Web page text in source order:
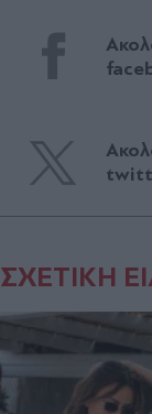
ΣΧΕΤΙΚΗ